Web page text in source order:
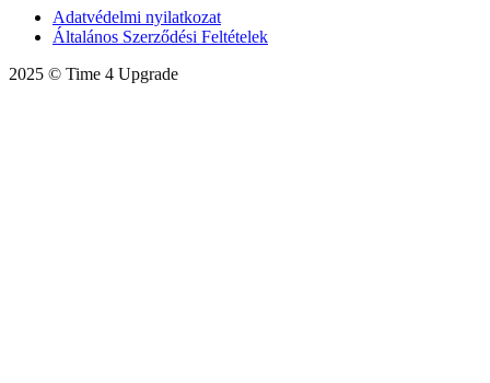
Adatvédelmi nyilatkozat
Általános Szerződési Feltételek
2025 © Time 4 Upgrade